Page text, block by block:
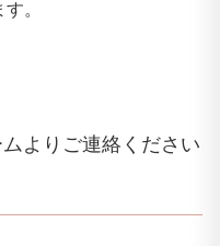
。
よりご連絡ください